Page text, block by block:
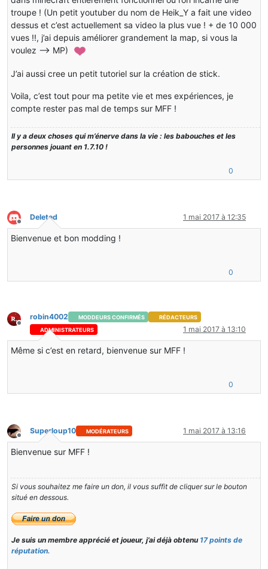
troupe ! (Un petit youtuber du nom de Heik_Y a fait une video
dessus et c’est actuellement sa video la plus vue ! + de 10 000
vues !!, j’ai depuis améliorer grandement la map, si vous la
voulez –> MP)
J’ai aussi cree un petit tutoriel sur la création de stick.
Voila, c’est tout pour ma petite vie et mes expériences, je
compte rester pas mal de temps sur MFF !
Il y a deux choses qui m’énerve dans la vie : les babouches et les
personnes jouant en 1.7.10 !
0
Hors-ligne
Deleted 1 mai 2017 à 12:35
Bienvenue et bon modding !
0
Hors-ligne
robin4002 MODDEURS CONFIRMÉS
RÉDACTEURS
ADMINISTRATEURS
1 mai 2017 à 13:10
Même si c’est en retard, bienvenue sur MFF !
0
Hors-ligne
Superloup10 MODÉRATEURS 1 mai 2017 à 13:16
Bienvenue sur MFF !
Si vous souhaitez me faire un don, il vous suffit de cliquer sur le bouton
situé en dessous.
Je suis un membre apprécié et joueur, j’ai déjà obtenu 17 points de
réputation.